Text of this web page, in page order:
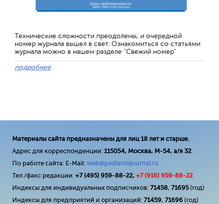
Технические сложности преодолены, и очередной
номер журнала вышел в свет. Ознакомиться со статьями
журнала можно в нашем разделе "Свежий номер"
подробнее
Материалы сайта предназначены для лиц 18 лет и старше.
Адрес для корреспонденции: 115054, Москва, М-54, а/я 32.
По работе сайта: E-Mail: web@pediatriajournal.ru
Тел./факс редакции: +7 (495) 959-88-22, +7 (916) 959-88-22
Индексы для индивидуальных подписчиков: 71458, 71695(год)
Индексы для предприятий и организаций: 71459, 71696 (год)